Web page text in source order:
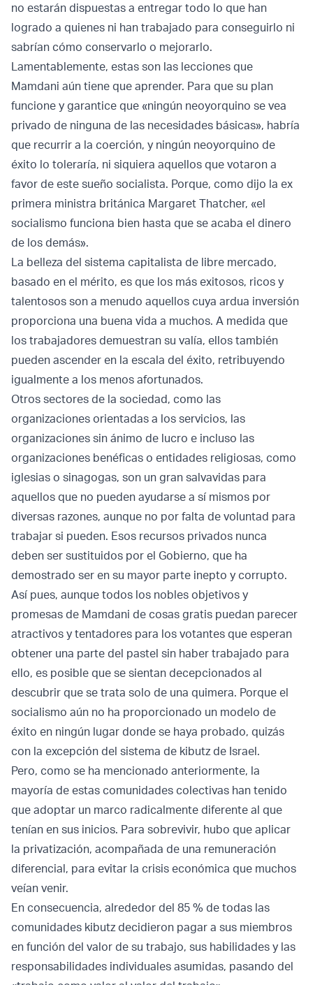
no estarán dispuestas a entregar todo lo que han
logrado a quienes ni han trabajado para conseguirlo ni
sabrían cómo conservarlo o mejorarlo.
Lamentablemente, estas son las lecciones que
Mamdani aún tiene que aprender. Para que su plan
funcione y garantice que «ningún neoyorquino se vea
privado de ninguna de las necesidades básicas», habría
que recurrir a la coerción, y ningún neoyorquino de
éxito lo toleraría, ni siquiera aquellos que votaron a
favor de este sueño socialista. Porque, como dijo la ex
primera ministra británica Margaret Thatcher, «el
socialismo funciona bien hasta que se acaba el dinero
de los demás».
La belleza del sistema capitalista de libre mercado,
basado en el mérito, es que los más exitosos, ricos y
talentosos son a menudo aquellos cuya ardua inversión
proporciona una buena vida a muchos. A medida que
los trabajadores demuestran su valía, ellos también
pueden ascender en la escala del éxito, retribuyendo
igualmente a los menos afortunados.
Otros sectores de la sociedad, como las
organizaciones orientadas a los servicios, las
organizaciones sin ánimo de lucro e incluso las
organizaciones benéficas o entidades religiosas, como
iglesias o sinagogas, son un gran salvavidas para
aquellos que no pueden ayudarse a sí mismos por
diversas razones, aunque no por falta de voluntad para
trabajar si pueden. Esos recursos privados nunca
deben ser sustituidos por el Gobierno, que ha
demostrado ser en su mayor parte inepto y corrupto.
Así pues, aunque todos los nobles objetivos y
promesas de Mamdani de cosas gratis puedan parecer
atractivos y tentadores para los votantes que esperan
obtener una parte del pastel sin haber trabajado para
ello, es posible que se sientan decepcionados al
descubrir que se trata solo de una quimera. Porque el
socialismo aún no ha proporcionado un modelo de
éxito en ningún lugar donde se haya probado, quizás
con la excepción del sistema de kibutz de Israel.
Pero, como se ha mencionado anteriormente, la
mayoría de estas comunidades colectivas han tenido
que adoptar un marco radicalmente diferente al que
tenían en sus inicios. Para sobrevivir, hubo que aplicar
la privatización, acompañada de una remuneración
diferencial, para evitar la crisis económica que muchos
veían venir.
En consecuencia, alrededor del 85 % de todas las
comunidades kibutz decidieron pagar a sus miembros
en función del valor de su trabajo, sus habilidades y las
responsabilidades individuales asumidas, pasando del